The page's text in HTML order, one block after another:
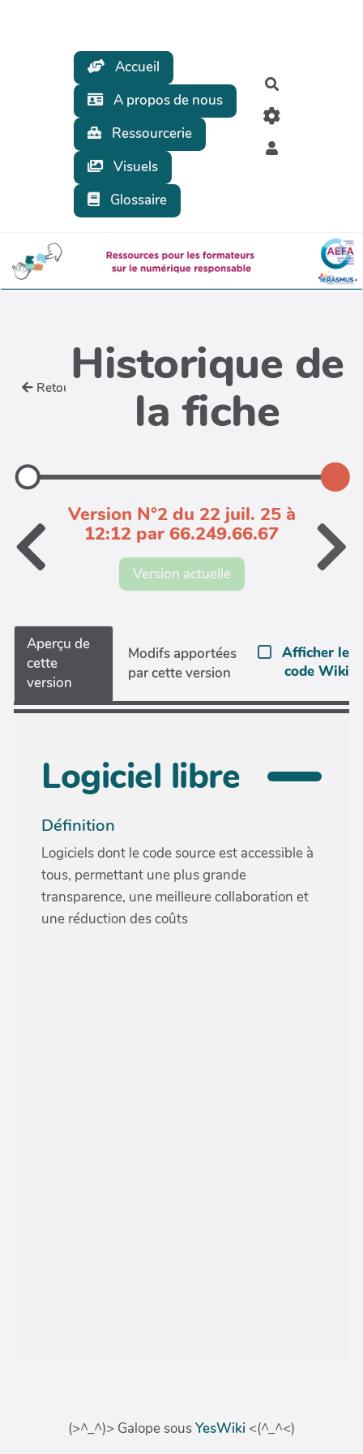
Accueil
A propos de nous
Ressourcerie
Visuels
Glossaire
Retour Historique de
la fiche
Version N°2 du 22 juil. 25 à
12:12 par 66.249.66.67
Version actuelle
Aperçu de
cette
version
Modifs apportées
par cette version
Afficher le
code Wiki
Logiciel libre
Définition
Logiciels dont le code source est accessible à
tous, permettant une plus grande
transparence, une meilleure collaboration et
une réduction des coûts
(>^_^)> Galope sousYesWiki <(^_^<)